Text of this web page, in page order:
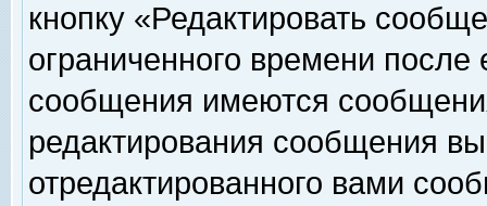
кнопку «Редактировать
ограниченного времени
сообщения имеются
редактирования сообщения
отредактированного вами